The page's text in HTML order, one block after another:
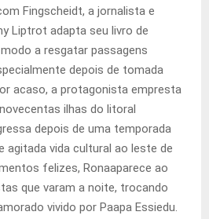
Fingscheidt, a jornalista e
Liptrot adapta seu livro de
a resgatar passagens
depois de tomada
acaso, a protagonista empresta
ilhas do litoral
depois de uma temporada
agitada vida cultural ao leste de
felizes, Ronaaparece ao
que varam a noite, trocando
vivido por Paapa Essiedu.